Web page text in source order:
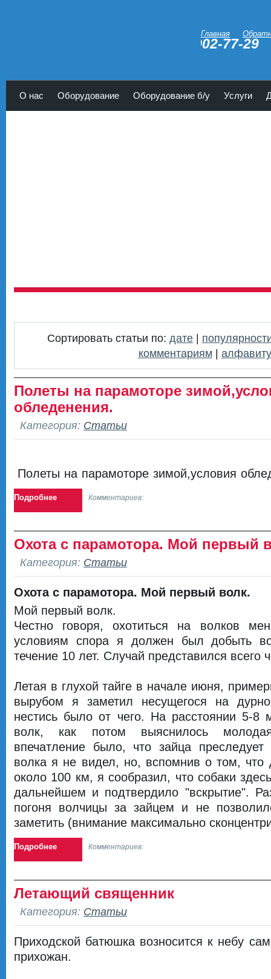
Главная
902-77-29
О нас Оборудование Оборудование б/у Услуги
Сортировать статьи по: дате |
комментариям| алфавиту
Полеты на парамоторе
обледенения.
Категория: Статьи
Полеты на парамоторе зимой,условия
Подробнее Комментариев:
Охота с парамотора. Мой первый
Категория: Статьи
Охота с парамотора. Мой первый волк.
Мой первый волк.
Честно говоря, охотиться на волков
условиям спора я должен был добыть
течение 10 лет. Случай представился всего
Летая в глухой тайге в начале июня,
вырубом я заметил несущегося на
нестись было от чего. На расстоянии 5-8
волк, как потом выяснилось
впечатление было, что зайца преследует
волка я не видел, но, вспомнив о том, что
около 100 км, я сообразил, что собаки
дальнейшем и подтвердило "вскрытие".
погоня волчицы за зайцем и не
заметить (внимание максимально
Подробнее Комментариев:
Летающий священник
Категория: Статьи
Приходской батюшка возносится к небу
прихожан.